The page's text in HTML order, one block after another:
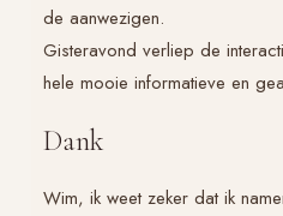
de aanwezigen.
Gisteravond verliep de
hele mooie informatieve en
Dank
Wim, ik weet zeker dat ik